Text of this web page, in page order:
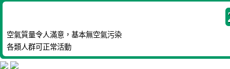
空氣質量令人滿意，基本無空氣污染
各類人群可正常活動